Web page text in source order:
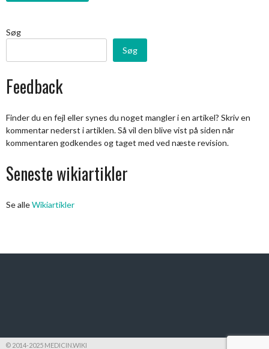
Søg
Søg
Feedback
Finder du en fejl eller synes du noget mangler i en artikel? Skriv en
kommentar nederst i artiklen. Så vil den blive vist på siden når
kommentaren godkendes og taget med ved næste revision.
Seneste wikiartikler
Se alleWikiartikler
© 2014-2025 MEDICIN.WIKI